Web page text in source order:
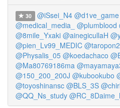
30 @iSsei_N4 @d1ve_game
@medical_media_ @plumblood
@8mile_Yxaki @ainegicullaH
@pien_Lv99_MEDIC
@Physalis_05 @koedachaco
@Ma80769186ma
@150_200_200J @kubookubo
@toyoshinansc @BLS_3S
@QQ_Ns_study